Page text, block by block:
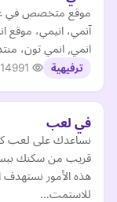
موقع متخصص في
آنمي، انيمي، موقع
انمي, انمي تون،
ترفيهية
في لعب
نساعدك على لعب
قريب من سكنك
هذه الأمور نستهدف
للاستمت…